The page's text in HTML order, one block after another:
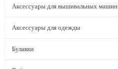
Аксессуары для вышивальных машин
Аксессуары для одежды
Булавки